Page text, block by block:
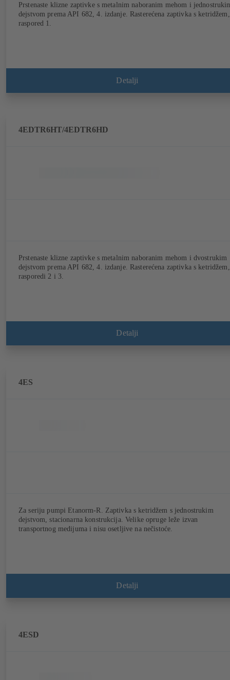
Prstenaste klizne zaptivke s metalnim naboranim mehom i
dejstvom prema API 682, 4. izdanje. Rasterećena zaptivka s ketridžem,
raspored 1.
Detalji
4EDTR6HT/4EDTR6HD
Prstenaste klizne zaptivke s metalnim naboranim mehom i dvostrukim
dejstvom prema API 682, 4. izdanje. Rasterećena zaptivka s ketridžem,
rasporedi 2 i 3.
Detalji
4ES
Za seriju pumpi Etanorm-R. Zaptivka s ketridžem s jednostrukim
dejstvom, stacionarna konstrukcija. Velike opruge leže izvan
transportnog medijuma i nisu osetljive na nečistoće.
Detalji
4ESD